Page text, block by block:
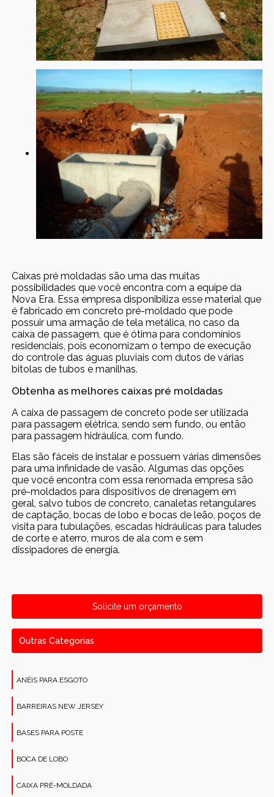
Caixas pré moldadas são uma das muitas
possibilidades que você encontra com a equipe da
Nova Era. Essa empresa disponibiliza esse material que
é fabricado em concreto pré-moldado que pode
possuir uma armação de tela metálica, no caso da
caixa de passagem, que é ótima para condomínios
residenciais, pois economizam o tempo de execução
do controle das águas pluviais com dutos de várias
bitolas de tubos e manilhas.
Obtenha as melhores caixas pré moldadas
A caixa de passagem de concreto pode ser utilizada
para passagem elétrica, sendo sem fundo, ou então
para passagem hidráulica, com fundo.
Elas são fáceis de instalar e possuem várias dimensões
para uma infinidade de vasão. Algumas das opções
que você encontra com essa renomada empresa são
pré-moldados para dispositivos de drenagem em
geral, salvo tubos de concreto, canaletas retangulares
de captação, bocas de lobo e bocas de leão, poços de
visita para tubulações, escadas hidráulicas para taludes
de corte e aterro, muros de ala com e sem
dissipadores de energia.
Solicite um orçamento
Outras Categorias
ANÉIS PARA ESGOTO
BARREIRAS NEW JERSEY
BASES PARA POSTE
BOCA DE LOBO
CAIXA PRÉ-MOLDADA